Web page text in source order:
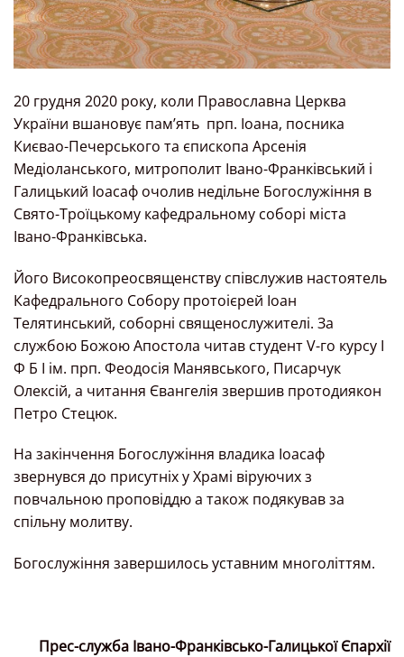
20 грудня 2020 року, коли Православна Церква
України вшановує пам’ять прп. Іоана, посника
Києвао-Печерського та єпископа Арсенія
Медіоланського, митрополит Івано-Франківський і
Галицький Іоасаф очолив недільне Богослужіння в
Свято-Троїцькому кафедральному соборі міста
Івано-Франківська.
Його Високопреосвященству співслужив настоятель
Кафедрального Собору протоієрей Іоан
Телятинський, соборні священослужителі. За
службою Божою Апостола читав студент V-го курсу І
Ф Б І ім. прп. Феодосія Манявського, Писарчук
Олексій, а читання Євангелія звершив протодиякон
Петро Стецюк.
На закінчення Богослужіння владика Іоасаф
звернувся до присутніх у Храмі віруючих з
повчальною проповіддю а також подякував за
спільну молитву.
Богослужіння завершилось уставним многоліттям.
Прес-служба Івано-Франківсько-Галицької Єпархії